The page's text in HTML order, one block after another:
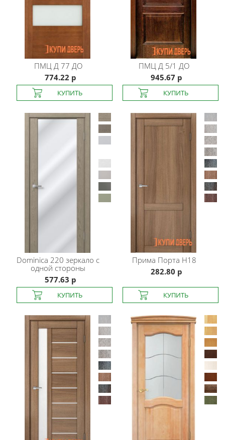
ПМЦД 77 ДО
774.22 р
ПМЦ Д 5/1 ДО
945.67 р
Dominica 220 зеркало с
одной стороны
577.63 р
Прима Порта H18
282.80 р